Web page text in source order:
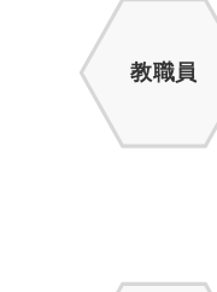
教職員